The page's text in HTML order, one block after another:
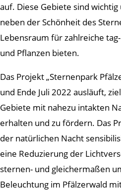
auf. Diese Gebiete sind
neben der Schönheit des
Lebensraum für zahlreiche
und Pflanzen bieten.
Das Projekt „Sternenpark
und Ende Juli 2022 ausläuft,
Gebiete mit nahezu intakten
erhalten und zu fördern. Das
der natürlichen Nacht
eine Reduzierung der
sternen- und gleichermaßen
Beleuchtung im Pfälzerwald